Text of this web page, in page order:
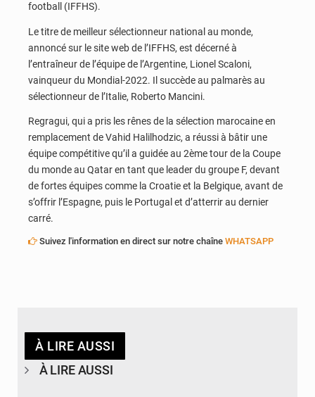
football (IFFHS).
Le titre de meilleur sélectionneur national au monde,
annoncé sur le site web de l’IFFHS, est décerné à
l’entraîneur de l’équipe de l’Argentine, Lionel Scaloni,
vainqueur du Mondial-2022. Il succède au palmarès au
sélectionneur de l’Italie, Roberto Mancini.
Regragui, qui a pris les rênes de la sélection marocaine en
remplacement de Vahid Halilhodzic, a réussi à bâtir une
équipe compétitive qu’il a guidée au 2ème tour de la Coupe
du monde au Qatar en tant que leader du groupe F, devant
de fortes équipes comme la Croatie et la Belgique, avant de
s’offrir l’Espagne, puis le Portugal et d’atterrir au dernier
carré.
Suivez l'information en direct sur notre chaîne WHATSAPP
À LIRE AUSSI
À LIRE AUSSI